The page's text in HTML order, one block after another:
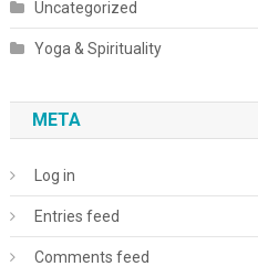
Uncategorized
Yoga & Spirituality
META
Log in
Entries feed
Comments feed